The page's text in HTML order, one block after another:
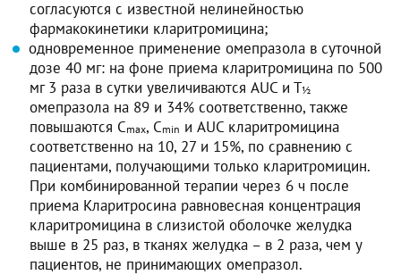
согласуются с известной нелинейностью
фармакокинетики кларитромицина;
одновременное применение омепразола в суточной
дозе 40 мг: на фоне приема кларитромицина по 500
мг 3 раза в сутки увеличиваются AUC и Т½
омепразола на 89 и 34% соответственно, также
повышаются Cmax, Cmin и AUC кларитромицина
соответственно на 10, 27 и 15%, по сравнению с
пациентами, получающими только кларитромицин.
При комбинированной терапии через 6 ч после
приема Кларитросина равновесная концентрация
кларитромицина в слизистой оболочке желудка
выше в 25 раз, в тканях желудка – в 2 раза, чем у
пациентов, не принимающих омепразол.